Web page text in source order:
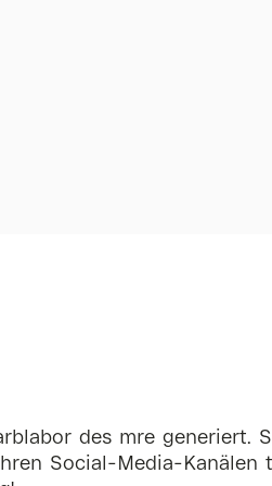
des mre generiert.
Social-Media-Kanälen